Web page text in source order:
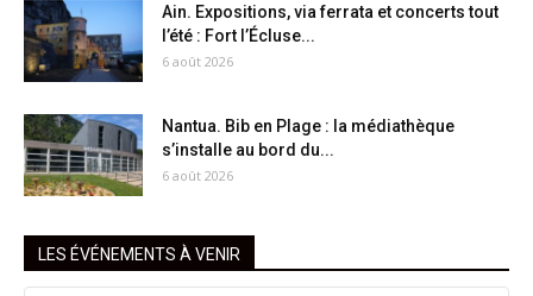
Ain. Expositions, via ferrata et concerts tout
l’été : Fort l’Écluse...
6 août 2026
Nantua. Bib en Plage : la médiathèque
s’installe au bord du...
6 août 2026
LES ÉVÉNEMENTS À VENIR